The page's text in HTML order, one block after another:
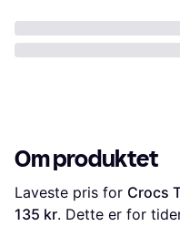
Om produktet
Laveste pris for Crocs
135 kr. Dette er for